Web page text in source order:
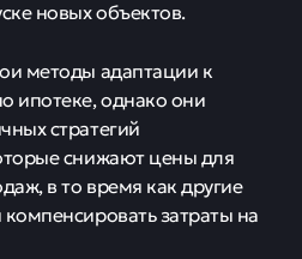
в целом на 12%
с аналогичным
согласно данным «Авито
снижение спроса влияет
но и разрешение вопросов
кредиты. Это привело к
выдачи решений о